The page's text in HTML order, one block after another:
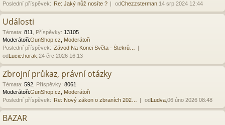
Poslední příspěvek: Re: Jaký nůž nosíte ? odChezzsterman ,14 srp 2024 12:44
Události
Témata: 811 Příspěvky: 13105
Moderátoři:GunShop.cz
Moderátoři
Poslední příspěvek: Závod Na Konci Světa - Štekrů…
odLucie.horak ,24 črc 2026 16:13
Zbrojní průkaz, právní otázky
Témata: 592 Příspěvky: 8061
Moderátoři:GunShop.cz
Moderátoři
Poslední příspěvek: Re: Nový zákon o zbraních 202… odLudva ,06 úno 2026 08:48
BAZAR